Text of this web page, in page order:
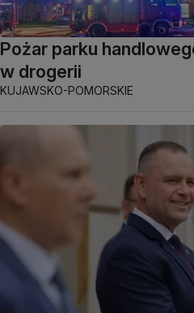
Pożar parku
w drogerii
KUJAWSKO-POMORSKIE